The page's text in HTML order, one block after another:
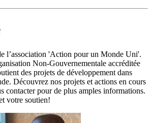
l’association 'Action pour un Monde Uni'.
Non-Gouvernementale accréditée
des projets de développement dans
Découvrez nos projets et actions en cours
contacter pour de plus amples informations.
votre soutien!